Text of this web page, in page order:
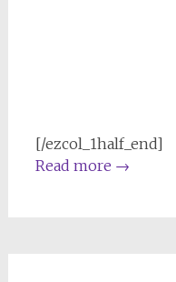
[/ezcol_1half_end]
Read more →